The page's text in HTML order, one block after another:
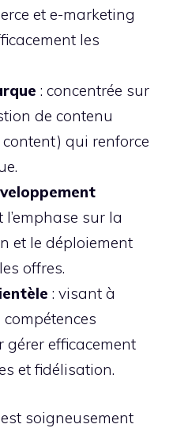
et e-marketing
les
: concentrée sur
de contenu
qui renforce
l’emphase sur la
et le déploiement
offres.
: visant à
gérer efficacement
et fidélisation.
soigneusement